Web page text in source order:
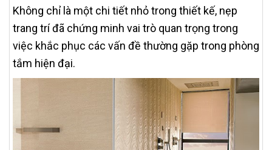
Không chỉ là một chi tiết nhỏ trong thiết kế, nẹp
trang trí đã chứng minh vai trò quan trọng trong
việc khắc phục các vấn đề thường gặp trong phòng
tắm hiện đại.